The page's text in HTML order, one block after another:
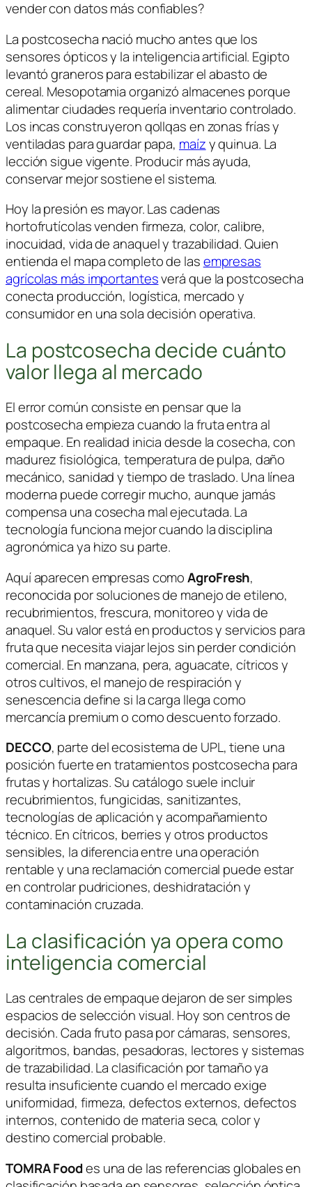
vender con datos más confiables?
La postcosecha nació mucho antes que los
sensores ópticos y la inteligencia artificial. Egipto
levantó graneros para estabilizar el abasto de
cereal. Mesopotamia organizó almacenes porque
alimentar ciudades requería inventario controlado.
Los incas construyeron qollqas en zonas frías y
ventiladas para guardar papa, maízy quinua. La
lección sigue vigente. Producir más ayuda,
conservar mejor sostiene el sistema.
Hoy la presión es mayor. Las cadenas
hortofrutícolas venden firmeza, color, calibre,
inocuidad, vida de anaquely trazabilidad. Quien
entienda el mapa completo de lasempresas
agrícolas más importantesverá que la postcosecha
conecta producción, logística, mercado y
consumidor en una sola decisión operativa.
La postcosecha decide cuánto
valor llega al mercado
El error común consiste en pensar que la
postcosecha empieza cuando la fruta entra al
empaque. En realidad inicia desde la cosecha, con
madurez fisiológica, temperatura de pulpa, daño
mecánico, sanidad y tiempo de traslado. Una línea
moderna puede corregir mucho, aunque jamás
compensa una cosecha mal ejecutada. La
tecnología funciona mejor cuando la disciplina
agronómica ya hizo su parte.
Aquí aparecen empresas comoAgroFresh,
reconocida por soluciones de manejo de etileno,
recubrimientos, frescura, monitoreo y vida de
anaquel. Su valor está en productos y servicios para
fruta que necesita viajar lejos sin perder condición
comercial. En manzana, pera, aguacate, cítricos y
otros cultivos, el manejo de respiración y
senescencia define si la carga llega como
mercancía premium o como descuento forzado.
DECCO, parte del ecosistema de UPL, tiene una
posición fuerte en tratamientos postcosecha para
frutas y hortalizas. Su catálogo suele incluir
recubrimientos, fungicidas, sanitizantes,
tecnologías de aplicación y acompañamiento
técnico. En cítricos, berries y otros productos
sensibles, la diferencia entre una operación
rentable y una reclamación comercial puede estar
en controlar pudriciones, deshidratación y
contaminación cruzada.
La clasificación ya opera como
inteligencia comercial
Las centrales de empaque dejaron de ser simples
espacios de selección visual. Hoy son centros de
decisión. Cada fruto pasa por cámaras, sensores,
algoritmos, bandas, pesadoras, lectores y sistemas
de trazabilidad. La clasificación por tamaño ya
resulta insuficiente cuando el mercado exige
uniformidad, firmeza, defectos externos, defectos
internos, contenido de materia seca, color y
destino comercial probable.
TOMRA Foodes una de las referencias globales en